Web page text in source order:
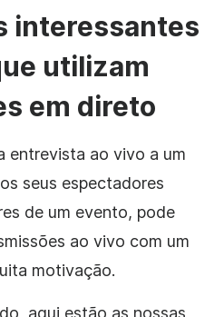
interessantes
utilizam
em direto
entrevista ao vivo a um
seus espectadores
de um evento, pode
ao vivo com um
motivação.
aqui estão as nossas